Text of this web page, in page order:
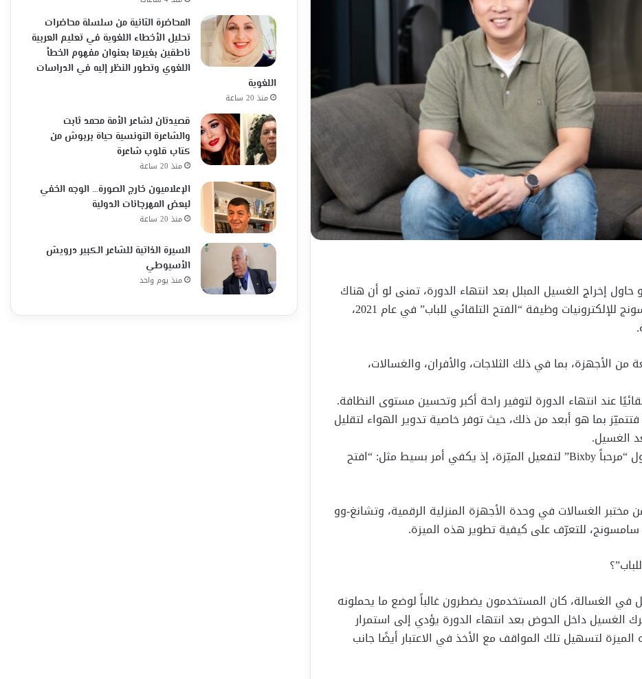
إخراج الغسيل المبلل بعد انتهاء الدورة، تمنى لو أن هناك
من يساعده في فتح الباب. استجابةً لذلك، قدّمت سامسونج للإلكترونيات وظيفة “الفتح التلقائي للباب” في عام 2021،
الأجهزة، بما في ذلك الثلاجات، والأفران، والغسالات،
عند انتهاء الدورة لتوفير راحة أكبر وتحسين مستوى النظافة.
أما غسالة ومجفف Bespoke AI Laundryä Combo 2025 فتتميّز بما هو أبعد من ذلك، حيث توفر خاصية تدوير الهواء لتقليل
وابتداءً من هذا العام، لم يعد المستخدم بحاجة إلى قول “مرحباً Bixby” لتفعيل الميّزة، إذ يكفي أمر بسيط مثل: “افتح
مختبر الغسالات في وحدة الأجهزة المنزلية الرقمية، وتشانغ-وو
للتعرّف على كيفية تطوير هذه الميزة.
في الغسالة، كان المستخدمون يضطرون غالباً لوضع ما يحملونه
الغسيل داخل الحوض بعد انتهاء الدورة يؤدي إلى استمرار
لتسهيل تلك المواقف مع الأخذ في الاعتبار أيضًا جانب
المحاضرة الثانية من سلسلة محاضرات
تحليل الأخطاء اللغوية في تعليم العربية
ناطقين بغيرها بعنوان مفهوم الخطأ
اللغوي وتطور النظر إليه في الدراسات
اللغوية
منذ 20 ساعة
قصيدتان لشاعر الأمة محمد ثابت
والشاعرة التونسية حياة بربوش من
كتاب قلوب شاعرة
منذ 20 ساعة
الإعلاميون خارج الصورة… الوجه الخفي
لبعض المهرجانات الدولية
منذ 20 ساعة
السيرة الذاتية للشاعر الكبير درويش
الأسيوطي
منذ يوم واحد